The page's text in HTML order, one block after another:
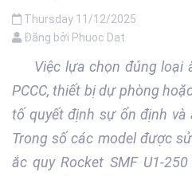
Thursday 11/12/2025
Đăng bởi Phuoc Dat
Việc lựa chọn đúng loại
PCCC, thiết bị dự phòng
tố quyết định sự ổn định
Trong số các model được
ắc quy Rocket SMF U1-